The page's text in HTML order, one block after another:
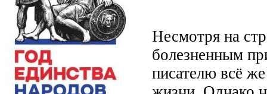
Несмотря на
болезненным
писателю всё